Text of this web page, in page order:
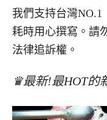
我們支持台灣NO.1
耗時用心撰寫。請
法律追訴權。
♛最新!最HOT的